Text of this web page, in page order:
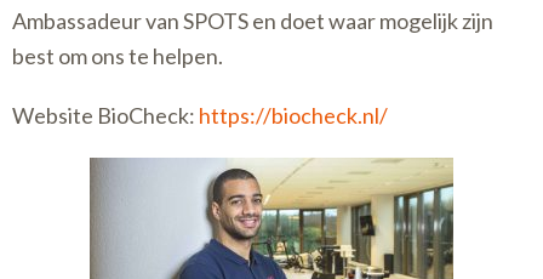
Ambassadeur van SPOTS en doet waar mogelijk zijn
best om ons te helpen.
Website BioCheck: https://biocheck.nl/